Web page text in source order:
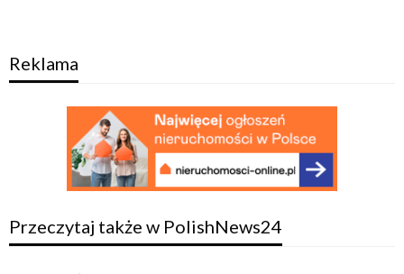
Reklama
Przeczytaj także w PolishNews24